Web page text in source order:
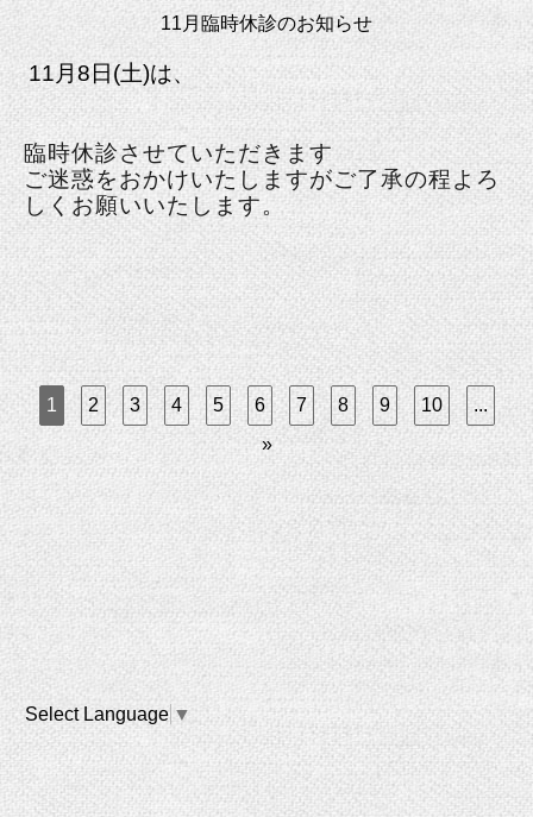
11月臨時休診のお知らせ
11月8日(土)は、
臨時休診させていただきます
ご迷惑をおかけいたしますがご了承の程よろ
しくお願いいたします。
1 2 3 4 5 6 7 8 9 10
...
»
Select Language ▼